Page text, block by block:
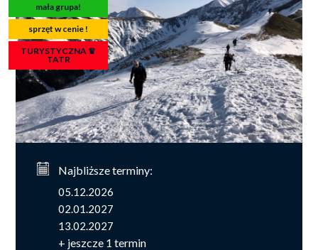
mała grupa!
sprzęt w cenie !
TURYSTYCZNA ♛
TATR
Najbliższe terminy:
05.12.2026
02.01.2027
13.02.2027
+ jeszcze 1 termin